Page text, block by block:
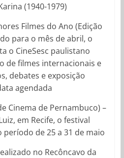
(1940-1979)
Filmes do Ano (Edição
para o mês de abril, o
o CineSesc paulistano
de filmes internacionais e
debates e exposição
agendada
Cinema de Pernambuco) –
em Recife, o festival
período de 25 a 31 de maio
no Recôncavo da